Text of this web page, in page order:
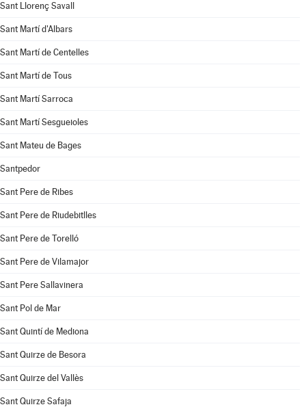
Sant Llorenç Savall
Sant Martí d'Albars
Sant Martí de Centelles
Sant Martí de Tous
Sant Martí Sarroca
Sant Martí Sesgueioles
Sant Mateu de Bages
Santpedor
Sant Pere de Ribes
Sant Pere de Riudebitlles
Sant Pere de Torelló
Sant Pere de Vilamajor
Sant Pere Sallavinera
Sant Pol de Mar
Sant Quintí de Mediona
Sant Quirze de Besora
Sant Quirze del Vallès
Sant Quirze Safaja